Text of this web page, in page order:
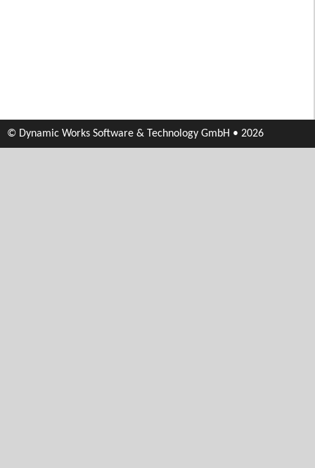
© Dynamic Works Software & Technology GmbH • 2026